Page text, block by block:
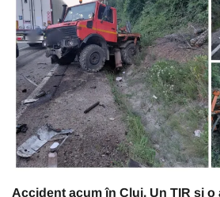
Accident acum în Cluj. Un TIR și